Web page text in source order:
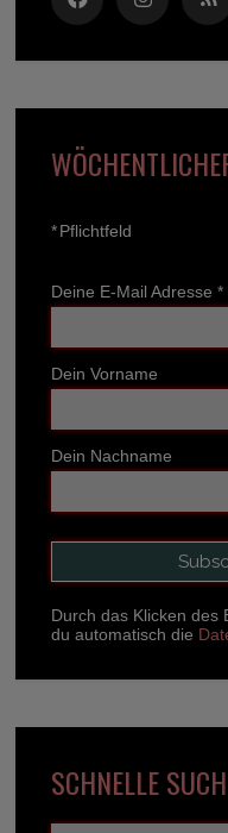
*Pflichtfeld
Deine E-Mail Adresse *
Dein Vorname
Dein Nachname
Durch das Klicken des
du automatisch die
SCHNELLE